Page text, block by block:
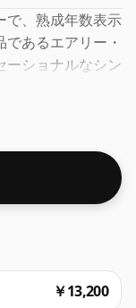
で、熟成年数表示
あるエアリー・
ーショナルなシン
ー、そして胡椒
かです。スコッ
にちなんで名付
了されるのか、
￥13,200